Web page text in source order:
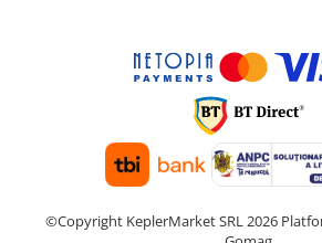
©Copyright KeplerMarket SRL 2026